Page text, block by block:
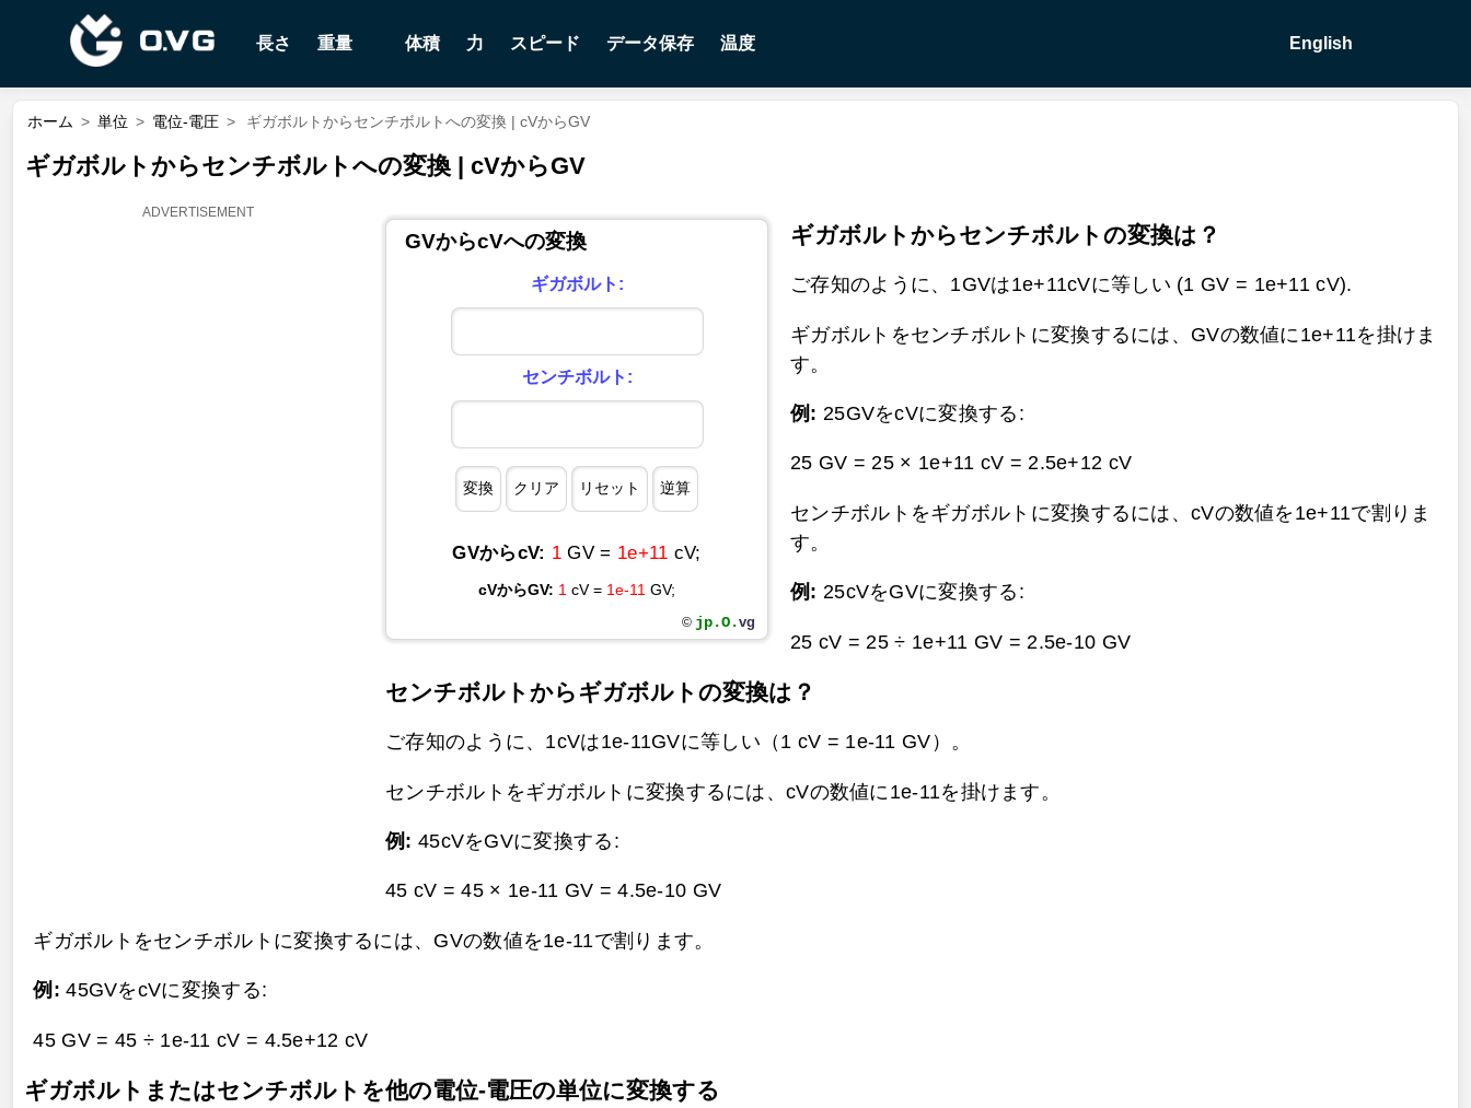
長さ 重量 体積 力 スピード データ保存 温度 English
ホーム > 単位 > 電位-電圧 > ギガボルトからセンチボルトへの変換 | cVからGV
ギガボルトからセンチボルトへの変換 | cVからGV
GVからcVへの変換
ギガボルト:
センチボルト:
GVからcV: 1 GV = 1e+11 cV;
cVからGV: 1 cV = 1e-11 GV;
© jp.O.vg
ギガボルトからセンチボルトの変換は？
ご存知のように、1GVは1e+11cVに等しい (1 GV = 1e+11 cV).
ギガボルトをセンチボルトに変換するには、GVの数値に1e+11を掛けま
す。
例: 25GVをcVに変換する:
25 GV = 25 × 1e+11 cV =2.5e+12 cV
センチボルトをギガボルトに変換するには、cVの数値を1e+11で割りま
す。
例: 25cVをGVに変換する:
25 cV = 25 ÷ 1e+11 GV = 2.5e-10 GV
センチボルトからギガボルトの変換は？
ご存知のように、1cVは1e-11GVに等しい（1 cV = 1e-11 GV）。
センチボルトをギガボルトに変換するには、cVの数値に1e-11を掛けます。
例: 45cVをGVに変換する:
45 cV = 45 × 1e-11 GV =4.5e-10 GV
ギガボルトをセンチボルトに変換するには、GVの数値を1e-11で割ります。
例:45GVをcVに変換する:
45 GV = 45 ÷ 1e-11 cV = 4.5e+12 cV
ギガボルトまたはセンチボルトを他の電位-電圧の単位に変換する